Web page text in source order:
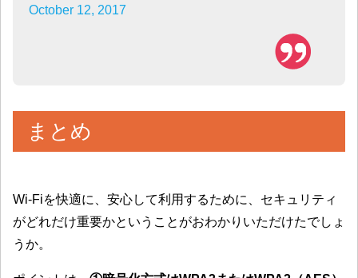
October 12, 2017
まとめ
Wi-Fiを快適に、安心して利用するために、セキュリティ
がどれだけ重要かということがおわかりいただけたでしょ
うか。